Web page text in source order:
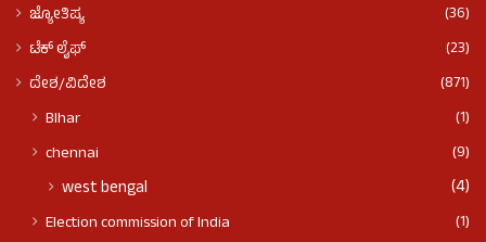
ಜ್ಯೋತಿಷ್ಯ
(36)
ಟೆಕ್ ಲೈಫ್
(23)
ದೇಶ/ವಿದೇಶ
(871)
BIhar
(1)
chennai
(9)
west bengal (4)
Election commission of India
(1)